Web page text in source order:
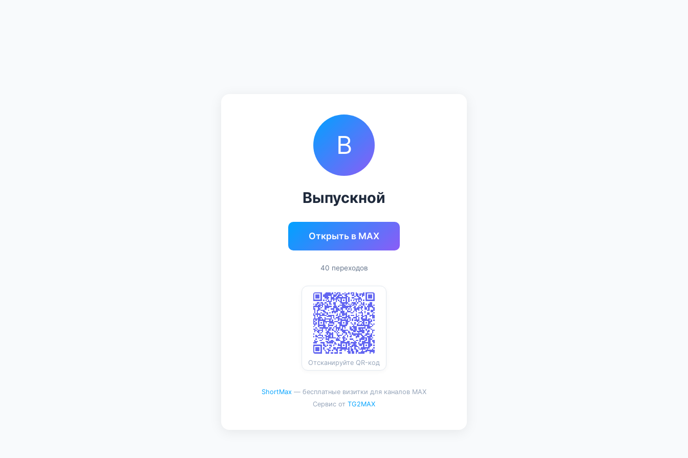
В
Выпускной
Открыть в MAX
40 переходов
Отсканируйте QR-код
ShortMax — бесплатные визитки для каналов MAX
Сервис от TG2MAX